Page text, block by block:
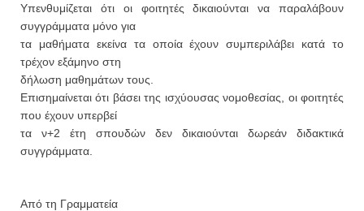
Υπενθυμίζεται ότι οι φοιτητές δικαιούνται να παραλάβουν
συγγράμματα μόνο για
τα μαθήματα εκείνα τα οποία έχουν συμπεριλάβει κατά το
τρέχον εξάμηνο στη
δήλωση μαθημάτων τους.
Επισημαίνεται ότι βάσει της ισχύουσας νομοθεσίας, οι φοιτητές
που έχουν υπερβεί
τα ν+2 έτη σπουδών δεν δικαιούνται δωρεάν διδακτικά
συγγράμματα.
Από τη Γραμματεία